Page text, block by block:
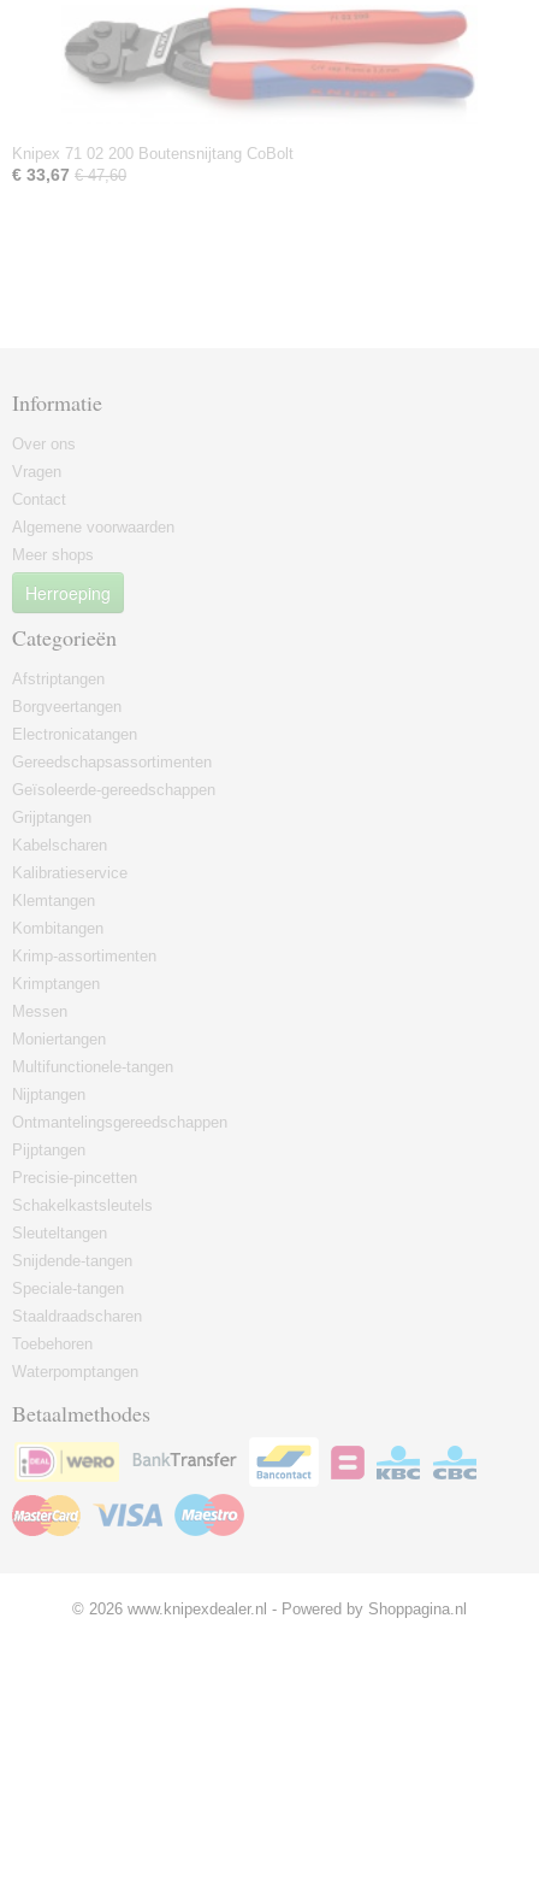
Knipex 71 02 200 Boutensnijtang CoBolt
€ 33,67 € 47,60
Informatie
Over ons
Vragen
Contact
Algemene voorwaarden
Meer shops
Herroeping
Categorieën
Afstriptangen
Borgveertangen
Electronicatangen
Gereedschapsassortimenten
Geïsoleerde-gereedschappen
Grijptangen
Kabelscharen
Kalibratieservice
Klemtangen
Kombitangen
Krimp-assortimenten
Krimptangen
Messen
Moniertangen
Multifunctionele-tangen
Nijptangen
Ontmantelingsgereedschappen
Pijptangen
Precisie-pincetten
Schakelkastsleutels
Sleuteltangen
Snijdende-tangen
Speciale-tangen
Staaldraadscharen
Toebehoren
Waterpomptangen
Betaalmethodes
© 2026 www.knipexdealer.nl - Powered by Shoppagina.nl